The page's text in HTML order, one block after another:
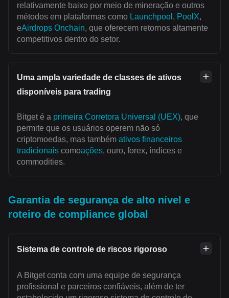
relativamente baixo por meio de mineração e outros
métodos em plataformas como Launchpool , PoolX,
eAirdrops Onchain, que oferecem retornos altamente
competitivos dentro do setor.
Uma ampla variedade de classes de ativos
disponíveis para trading
Bitget é a primeira Corretora Universal (UEX), que
permite que os usuários operem não só
criptomoedas, mas também ativos financeiros
tradicionais comoações, ouro, forex, índices e
commodities.
Garantia de segurança de alto nível e
roteiro de compliance global
Sistema de controle de riscos rigoroso
A Bitget conta com uma equipe de segurança
profissional e parceiros confiáveis, além de ter